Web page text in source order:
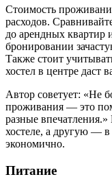
Стоимость
расходов.
до арендных квартир
бронировании
Также стоит
хостел в центре даст
Автор советует: «Не
проживания — это
разные
хостеле, а другую —
экономично.
Питание